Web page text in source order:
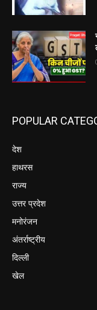
POPULAR
देश
हाथरस
राज्य
उत्तर प्रदेश
मनोरंजन
अंतर्राष्ट्रीय
दिल्ली
खेल